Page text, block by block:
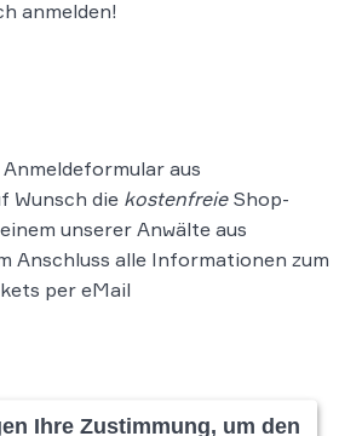
anmelden!
Anmeldeformular aus
Wunsch die kostenfreieShop-
unserer Anwälte aus
Anschluss alle Informationen zum
per eMail
Ihre Zustimmung, um den